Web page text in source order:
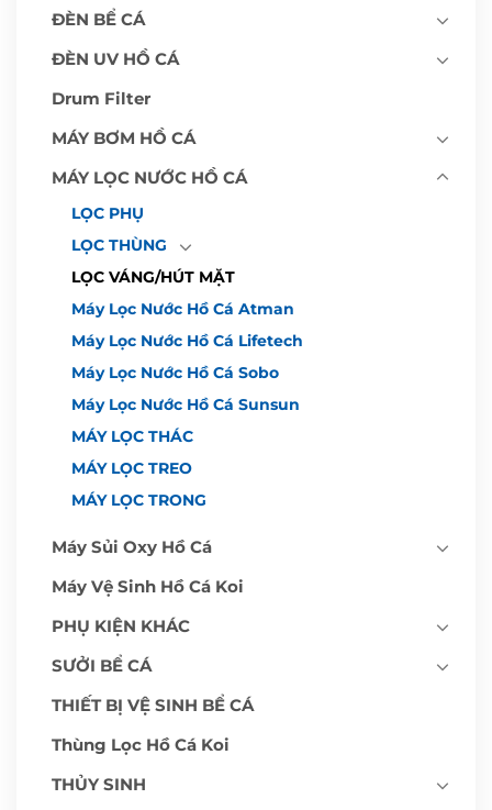
ĐÈN BỂ CÁ
ĐÈN UV HỒ CÁ
Drum Filter
MÁY BƠM HỒ CÁ
MÁY LỌC NƯỚC HỒ CÁ
LỌC PHỤ
LỌC THÙNG
LỌC VÁNG/HÚT MẶT
Máy Lọc Nước Hồ Cá Atman
Máy Lọc Nước Hồ Cá Lifetech
Máy Lọc Nước Hồ Cá Sobo
Máy Lọc Nước Hồ Cá Sunsun
MÁY LỌC THÁC
MÁY LỌC TREO
MÁY LỌC TRONG
Máy Sủi Oxy Hồ Cá
Máy Vệ Sinh Hồ Cá Koi
PHỤ KIỆN KHÁC
SƯỞI BỂ CÁ
THIẾT BỊ VỆ SINH BỂ CÁ
Thùng Lọc Hồ Cá Koi
THỦY SINH